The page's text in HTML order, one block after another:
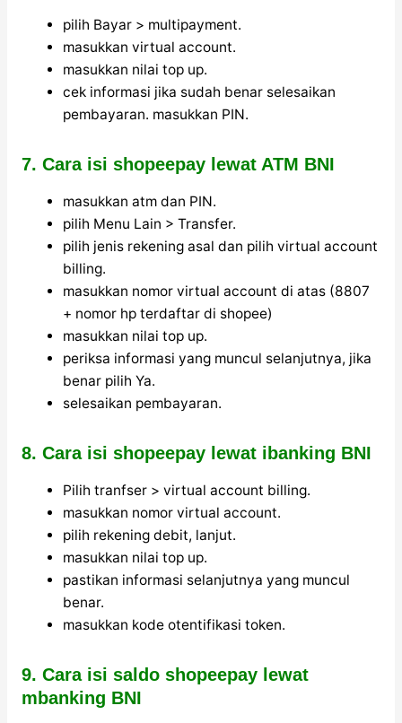
pilih Bayar > multipayment.
masukkan virtual account.
masukkan nilai top up.
cek informasi jika sudah benar selesaikan
pembayaran. masukkan PIN.
7. Cara isi shopeepay lewat ATM BNI
masukkan atm dan PIN.
pilih Menu Lain > Transfer.
pilih jenis rekening asal dan pilih virtual account
billing.
masukkan nomor virtual account di atas (8807
+ nomor hp terdaftar di shopee)
masukkan nilai top up.
periksa informasi yang muncul selanjutnya, jika
benar pilih Ya.
selesaikan pembayaran.
8. Cara isi shopeepay lewat ibanking BNI
Pilih tranfser > virtual account billing.
masukkan nomor virtual account.
pilih rekening debit, lanjut.
masukkan nilai top up.
pastikan informasi selanjutnya yang muncul
benar.
masukkan kode otentifikasi token.
9. Cara isi saldo shopeepay lewat
mbanking BNI